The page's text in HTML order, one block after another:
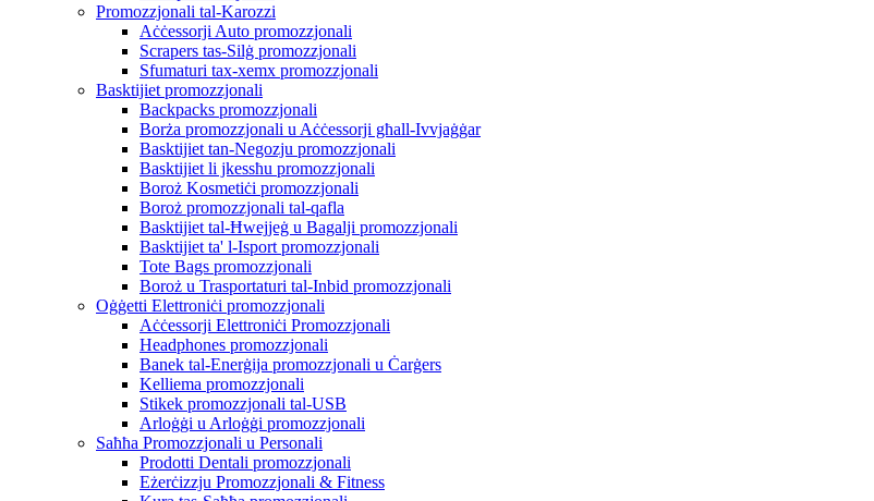
Promozzjonali tal-Karozzi
Aċċessorji Auto promozzjonali
Scrapers tas-Silġ promozzjonali
Sfumaturi tax-xemx promozzjonali
Basktijiet promozzjonali
Backpacks promozzjonali
Borża promozzjonali u Aċċessorji għall-Ivvjaġġar
Basktijiet tan-Negozju promozzjonali
Basktijiet li jkessħu promozzjonali
Boroż Kosmetiċi promozzjonali
Boroż promozzjonali tal-qafla
Basktijiet tal-Ħwejjeġ u Bagalji promozzjonali
Basktijiet ta' l-Isport promozzjonali
Tote Bags promozzjonali
Boroż u Trasportaturi tal-Inbid promozzjonali
Oġġetti Elettroniċi promozzjonali
Aċċessorji Elettroniċi Promozzjonali
Headphones promozzjonali
Banek tal-Enerġija promozzjonali u Ċarġers
Kelliema promozzjonali
Stikek promozzjonali tal-USB
Arloġġi u Arloġġi promozzjonali
Saħħa Promozzjonali u Personali
Prodotti Dentali promozzjonali
Eżerċizzju Promozzjonali & Fitness